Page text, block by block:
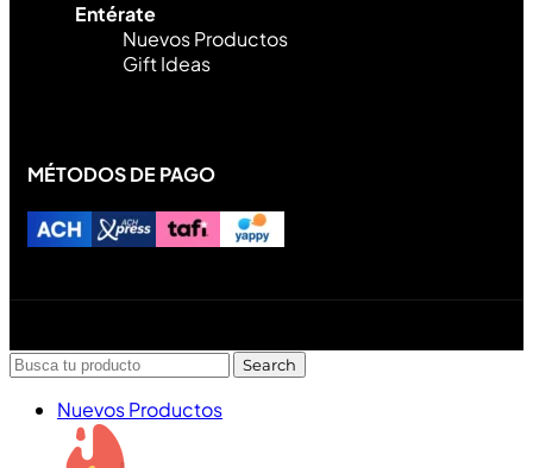
Entérate
Nuevos Productos
Gift Ideas
MÉTODOS DE PAGO
Search
Nuevos Productos